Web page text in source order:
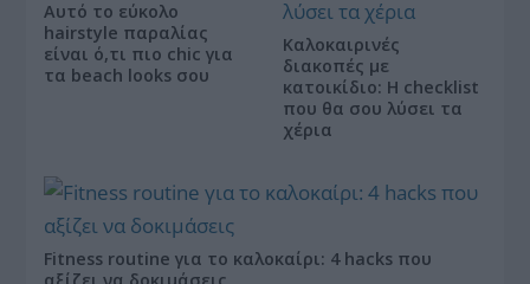
Αυτό το εύκολο
hairstyle παραλίας
είναι ό,τι πιο chic για
τα beach looks σου
Καλοκαιρινές
διακοπές με
κατοικίδιο: Η checklist
που θα σου λύσει τα
χέρια
Fitness routine για το καλοκαίρι: 4 hacks που